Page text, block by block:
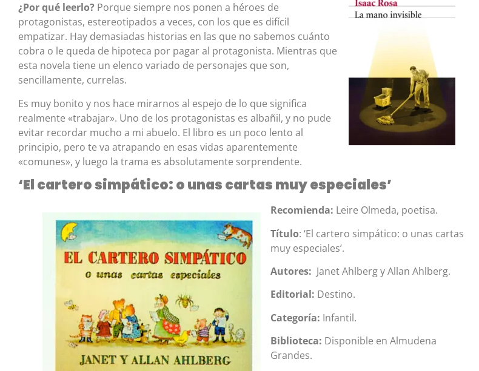
¿Por qué leerlo? Porque siempre nos ponen a héroes de
protagonistas, estereotipados a veces, con los que es difícil
empatizar. Hay demasiadas historias en las que no sabemos cuánto
cobra o le queda de hipoteca por pagar al protagonista. Mientras que
esta novela tiene un elenco variado de personajes que son,
sencillamente, currelas.
Es muy bonito y nos hace mirarnos al espejo de lo que significa
realmente «trabajar». Uno de los protagonistas es albañil, y no pude
evitar recordar mucho a mi abuelo. El libro es un poco lento al
principio, pero te va atrapando en esas vidas aparentemente
«comunes», y luego la trama es absolutamente sorprendente.
‘El cartero simpático: o unas cartas muy especiales’
Recomienda: Leire Olmeda, poetisa.
Título: ‘El cartero simpático: o unas cartas
muy especiales’.
Autores: Janet Ahlberg y Allan Ahlberg.
Editorial: Destino.
Categoría: Infantil.
Biblioteca: Disponible en Almudena
Grandes.